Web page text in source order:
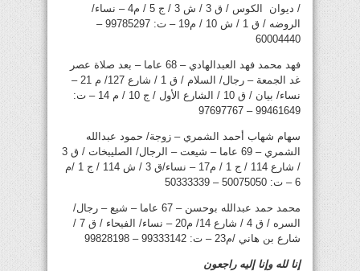
/ ديوان الكوس / ق 3 / ش 3 / ج 5 / م4 – نساء/
الروضه / ق 1 / ش 10 / م19 – ت: 99785297 –
60004440
فهد محمد فهد العبدالهادي – 68 عاما – بعد صلاة عصر
غد الجمعة – رجال/ السلام / ق 1 / شارع 127/ م 21 –
نساء/ بيان / ق 10 / الشارع الأول / ج 10 / م 14 – ت:
99461649 – 97697767
سهام شهاب أحمد الشمري – زوجة/ حمود عبدالله
الشمري – 69 عاما – شيعت – الرجال/ الصليبخات / ق 3
/ شارع 114 / ج 1 / م17 – نساء/ق 3 / ش 114 / ج 1 /م
6 – ت: 50075050 – 50333339
محمد حمد عبدالله بوحسن – 67 عاما – شيع – رجال/
السره / ق 4 / شارع 14/ م20 – نساء/ الفيحاء / ق 7 /
شارع بن هاني /م23 – ت: 99333142 – 99828198
إنا لله وإنا إليه راجعون